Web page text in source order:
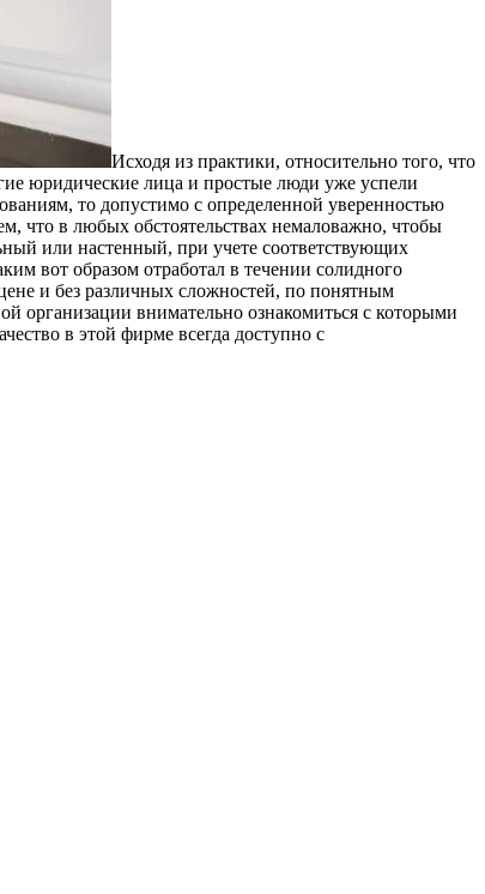
Исходя из практики, относительно того, что
юридические лица и простые люди уже успели
то допустимо с определенной уверенностью
что в любых обстоятельствах немаловажно, чтобы
или настенный, при учете соответствующих
вот образом отработал в течении солидного
и без различных сложностей, по понятным
организации внимательно ознакомиться с которыми
в этой фирме всегда доступно с